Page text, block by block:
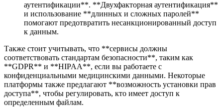
аутентификации**. **Двухфакторная аутентификация**
и использование **длинных и сложных паролей**
помогают предотвратить несанкционированный доступ
к данным.
Также стоит учитывать, что **сервисы должны
соответствовать стандартам безопасности**, таким как
**GDPR** и **HIPAA**, если вы работаете с
конфиденциальными медицинскими данными. Некоторые
платформы также предлагают **возможность установки прав
доступа**, чтобы регулировать, кто имеет доступ к
определенным файлам.